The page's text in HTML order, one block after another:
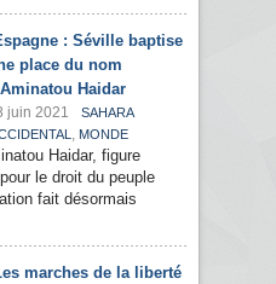
: Séville baptise
place du nom
Haidar
juin 2021
SAHARA
, MONDE
Haidar, figure
le droit du peuple
fait désormais
marches de la liberté